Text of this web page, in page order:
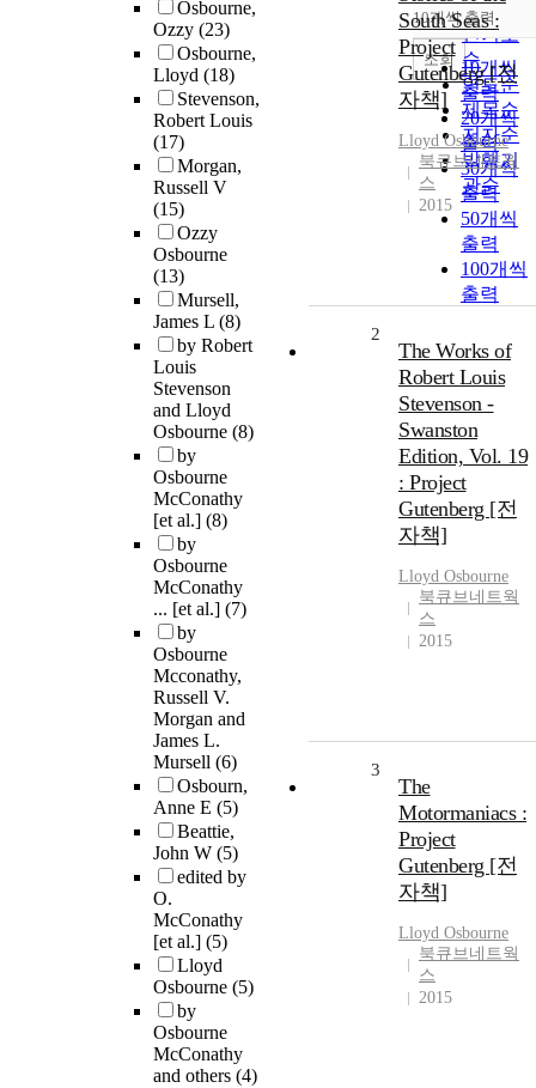
Osbourne,
Ozzy (23)
Osbourne,
Lloyd (18)
Stevenson,
Robert Louis
(17)
Morgan,
Russell V
(15)
Ozzy
Osbourne
(13)
Mursell,
James L (8)
by Robert
Louis
Stevenson
and Lloyd
Osbourne (8)
by
Osbourne
McConathy
[et al.] (8)
by
Osbourne
McConathy
... [et al.] (7)
by
Osbourne
Mcconathy,
Russell V.
Morgan and
James L.
Mursell (6)
Osbourn,
Anne E (5)
Beattie,
John W (5)
edited by
O.
McConathy
[et al.] (5)
Lloyd
Osbourne (5)
by
Osbourne
McConathy
and others (4)
순
인기도
순
연도순
제목순
저자순
발행기
관순
내림차순
10개씩 출력
10개씩
출력
20개씩
출력
30개씩
출력
50개씩
출력
100개씩
출력
조회
South Seas :
Project
Gutenberg [전
자책]
LloydOsbourne
북큐브네트웍
스
2015
2
The Works of
Robert Louis
Stevenson -
Swanston
Edition, Vol. 19
: Project
Gutenberg [전
자책]
Lloyd Osbourne
북큐브네트웍
스
2015
3
The
Motormaniacs :
Project
Gutenberg [전
자책]
Lloyd Osbourne
북큐브네트웍
스
2015